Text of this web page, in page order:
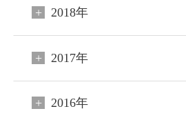
2018年
2017年
2016年